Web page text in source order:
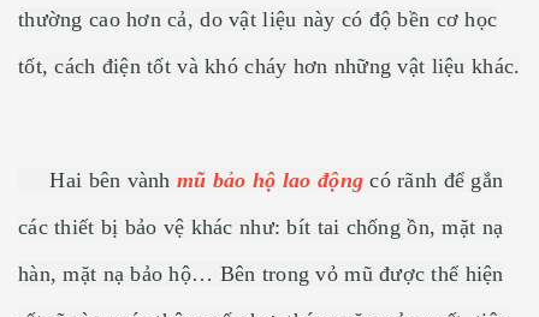
thường cao hơn cả, do vật liệu này có độ bền cơ học
tốt, cách điện tốt và khó cháy hơn những vật liệu khác.
Hai bên vànhmũ bảo hộ lao động có rãnh để gắn
các thiết bị bảo vệ khác như: bít tai chống ồn, mặt nạ
hàn, mặt nạ bảo hộ… Bên trong vỏ mũ được thể hiện